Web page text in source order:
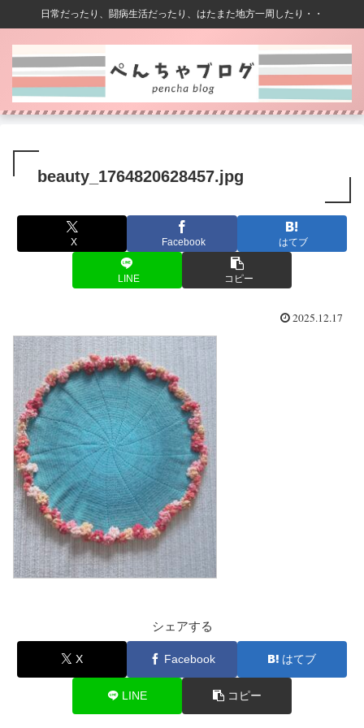
日常だったり、闘病生活だったり、はたまた地方一周したり・・
beauty_1764820628457.jpg
X Facebook はてブ
LINE コピー
2025.12.17
シェアする
X Facebook はてブ
LINE コピー